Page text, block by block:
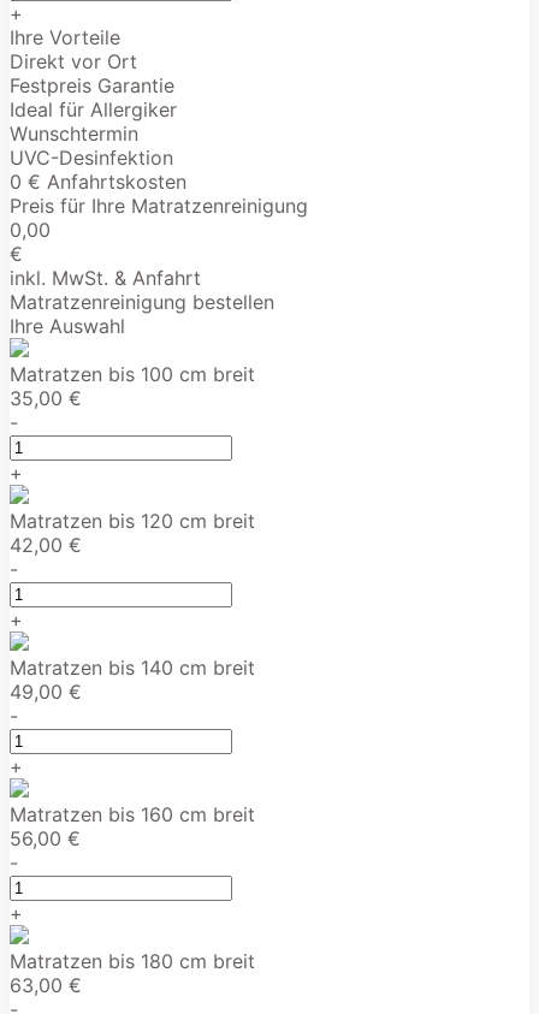
+
Ihre Vorteile
Direkt vor Ort
Festpreis Garantie
Ideal für Allergiker
Wunschtermin
UVC-Desinfektion
0 € Anfahrtskosten
Preis für Ihre Matratzenreinigung
0,00
€
inkl. MwSt. & Anfahrt
Matratzenreinigung bestellen
Ihre Auswahl
Matratzen bis 100 cm breit
35,00 €
-
+
Matratzen bis 120 cm breit
42,00 €
-
+
Matratzen bis 140 cm breit
49,00 €
-
+
Matratzen bis 160 cm breit
56,00 €
-
+
Matratzen bis 180 cm breit
63,00 €